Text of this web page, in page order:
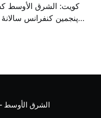
کویت: الشرق الأوسط
پنجمین کنفرانس
متخصص از شرکت‌های
الشرق الأوسط